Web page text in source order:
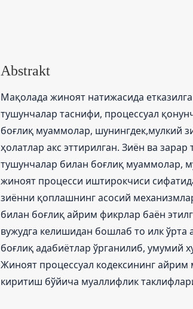
Abstrakt
Мақолада жиноят натижасида
тушунчалар таснифи, процессуал
боғлиқ муаммолар, шунингдек,мулкий
ҳолатлар акс эттирилган. Зиён ва
тушунчалар билан боғлиқ муаммолар,
жиноят процесси иштирокчиси
зиённи қоплашнинг асосий
билан боғлиқ айрим фикрлар баён
вужудга келишидан бошлаб то илк ўрта
боғлиқ адабиётлар ўрганилиб, умумий
Жиноят процессуал кодексининг
киритиш бўйича муаллифлик